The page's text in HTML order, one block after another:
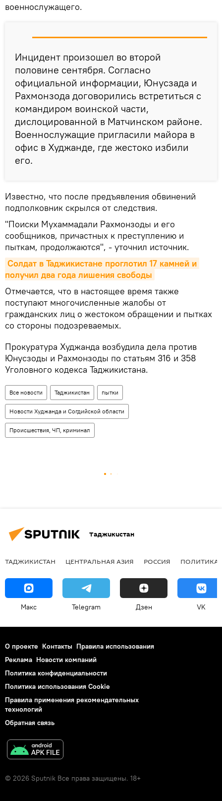
военнослужащего.
Инцидент произошел во второй
половине сентября. Согласно
официальной информации, Юнусзада и
Рахмонзода договорились встретиться с
командиром воинской части,
дислоцированной в Матчинском районе.
Военнослужащие пригласили майора в
офис в Худжанде, где жестоко избили
его.
Известно, что после предъявления обвинений
подполковник скрылся от следствия.
"Поиски Мухаммадали Рахмонзоды и его
сообщников, причастных к преступлению и
пыткам, продолжаются", - уточнил источник.
Солдат в Таджикистане проглотил 17 камней и
получил два года лишения свободы
Отмечается, что в настоящее время также
поступают многочисленные жалобы от
гражданских лиц о жестоком обращении и пытках
со стороны подозреваемых.
Прокуратура Худжанда возбудила дела против
Юнусзоды и Рахмонзоды по статьям 316 и 358
Уголовного кодекса Таджикистана.
Все новости Таджикистан пытки
Новости Худжанда и Согдийской области
Происшествия, ЧП, криминал
Таджикистан
ТАДЖИКИСТАН ЦЕНТРАЛЬНАЯ АЗИЯ РОССИЯ ПОЛИТИКА
Макс Telegram Дзен VK
О проекте Контакты Правила использования
Реклама Новости компаний
Политика конфиденциальности
Политика использования Cookie
Правила применения рекомендательных
технологий
Обратная связь
© 2026 Sputnik Все права защищены. 18+